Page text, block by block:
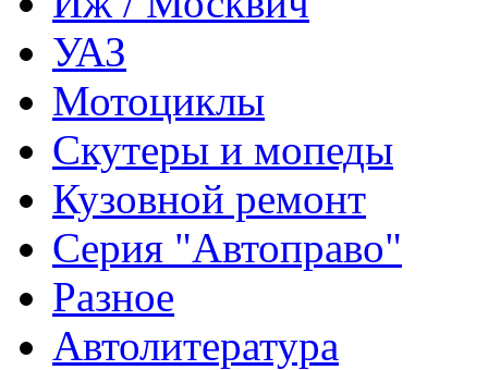
УАЗ
Мотоциклы
Скутеры и мопеды
Кузовной ремонт
Серия "Автоправо"
Разное
Автолитература